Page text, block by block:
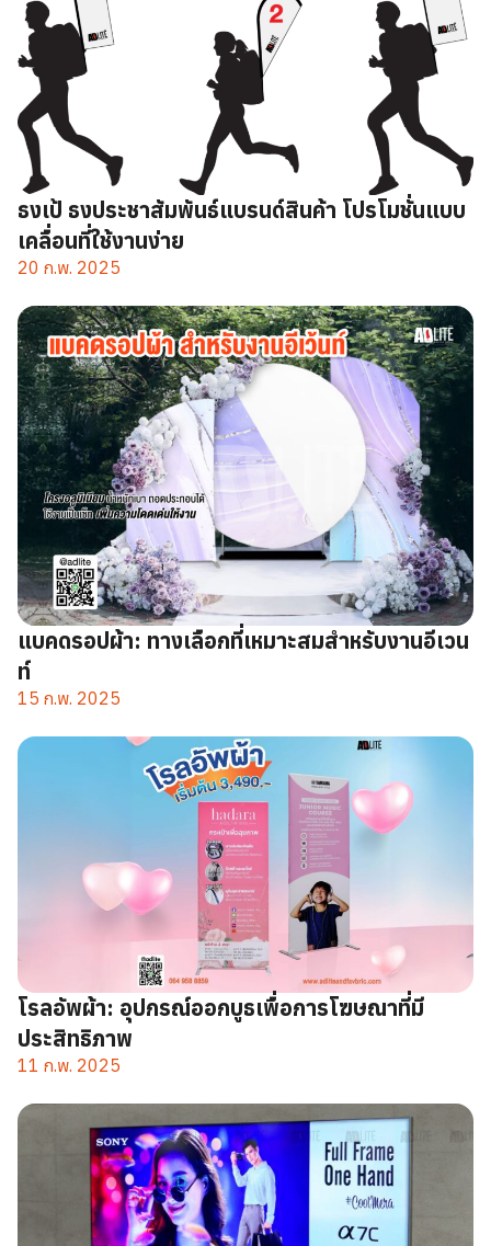
ธงเป้ ธงประชาสัมพันธ์แบรนด์สินค้า โปรโมชั่นแบบ
เคลื่อนที่ใช้งานง่าย
20 ก.พ. 2025
แบคดรอปผ้า: ทางเลือกที่เหมาะสมสำหรับงานอีเวน
ท์
15 ก.พ. 2025
โรลอัพผ้า: อุปกรณ์ออกบูธเพื่อการโฆษณาที่มี
ประสิทธิภาพ
11 ก.พ. 2025